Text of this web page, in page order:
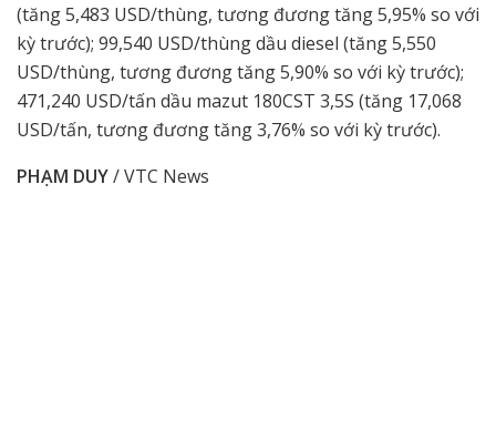
(tăng 5,483 USD/thùng, tương đương tăng 5,95% so với
kỳ trước); 99,540 USD/thùng dầu diesel (tăng 5,550
USD/thùng, tương đương tăng 5,90% so với kỳ trước);
471,240 USD/tấn dầu mazut 180CST 3,5S (tăng 17,068
USD/tấn, tương đương tăng 3,76% so với kỳ trước).
PHẠM DUY/ VTC News